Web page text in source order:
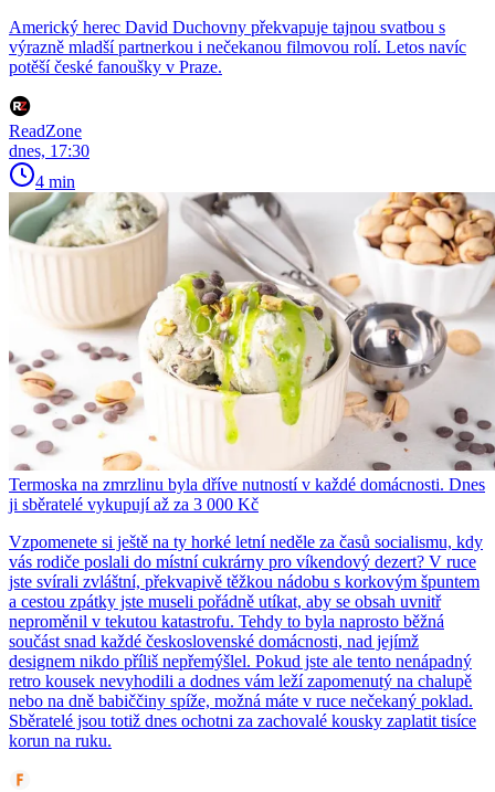
Americký herec David Duchovny překvapuje tajnou svatbou s
výrazně mladší partnerkou i nečekanou filmovou rolí. Letos navíc
potěší české fanoušky v Praze.
ReadZone
dnes, 17:30
4 min
Termoska na zmrzlinu byla dříve nutností v každé domácnosti. Dnes
ji sběratelé vykupují až za 3 000 Kč
Vzpomenete si ještě na ty horké letní neděle za časů socialismu, kdy
vás rodiče poslali do místní cukrárny pro víkendový dezert? V ruce
jste svírali zvláštní, překvapivě těžkou nádobu s korkovým špuntem
a cestou zpátky jste museli pořádně utíkat, aby se obsah uvnitř
neproměnil v tekutou katastrofu. Tehdy to byla naprosto běžná
součást snad každé československé domácnosti, nad jejímž
designem nikdo příliš nepřemýšlel. Pokud jste ale tento nenápadný
retro kousek nevyhodili a dodnes vám leží zapomenutý na chalupě
nebo na dně babiččiny spíže, možná máte v ruce nečekaný poklad.
Sběratelé jsou totiž dnes ochotni za zachovalé kousky zaplatit tisíce
korun na ruku.